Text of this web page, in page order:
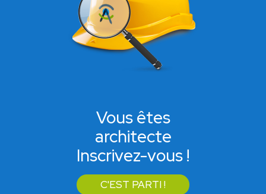
Vous êtes
architecte
Inscrivez-vous !
C'EST PARTI !